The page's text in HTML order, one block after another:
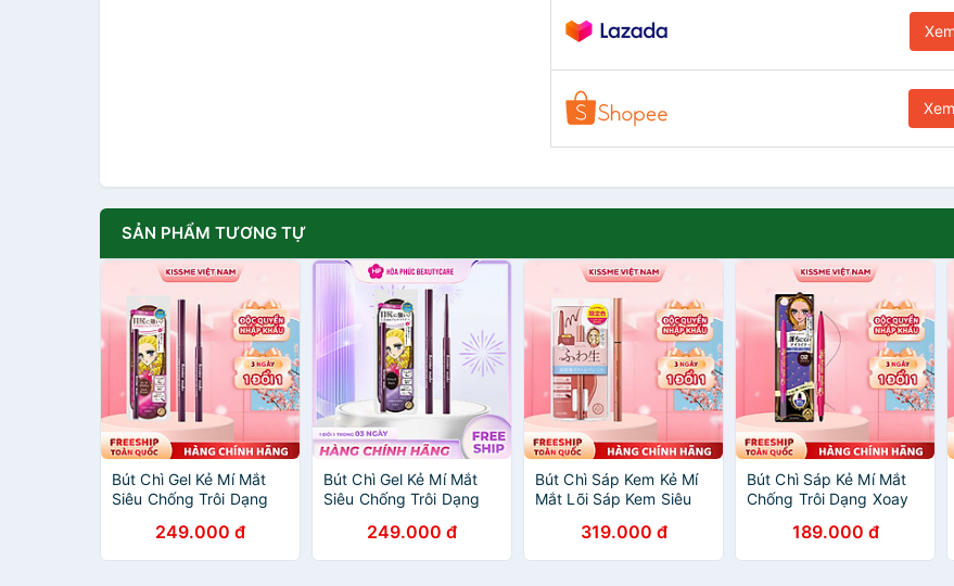
SẢN PHẨM TƯƠNG TỰ
Bút Chì Gel Kẻ Mí Mắt
Siêu Chống Trôi Dạng
Heroine Make Long
Stay Sharp Gel Liner N
249.000 đ
Bút Chì Gel Kẻ Mí Mắt
Siêu Chống Trôi Dạng
Make Long Stay Sharp
Gel Liner N - Màu #01
249.000 đ
Bút Chì Sáp Kem Kẻ Mí
Mắt Lõi Sáp Kem Siêu
Kissme Heroine Make
Soft Define Cream
319.000 đ
Bút Chì Sáp Kẻ Mí Mắt
Chống Trôi Dạng Xoay
Nâu #02 Kissme
Heroine Make Quick
189.000 đ